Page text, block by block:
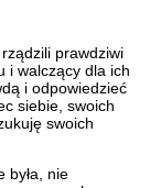
prawdziwi
i walczący dla ich
i odpowiedzieć
siebie, swoich
swoich
była, nie